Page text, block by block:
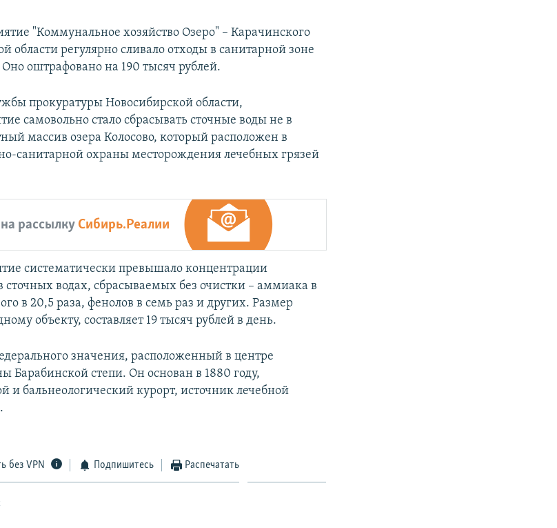
"Коммунальное хозяйство Озеро" – Карачинского
области регулярно сливало отходы в санитарной зоне
оштрафовано на 190 тысяч рублей.
прокуратуры Новосибирской области,
самовольно стало сбрасывать сточные воды не в
массив озера Колосово, который расположен в
санитарной охраны месторождения лечебных грязей
рассылку Сибирь.Реалии
систематически превышало концентрации
водах, сбрасываемых без очистки – аммиака в
в 20,5 раза, фенолов в семь раз и других. Размер
объекту, составляет 19 тысяч рублей в день.
значения, расположенный в центре
Барабинской степи. Он основан в 1880 году,
и бальнеологический курорт, источник лечебной
без VPN Подпишитесь Распечатать